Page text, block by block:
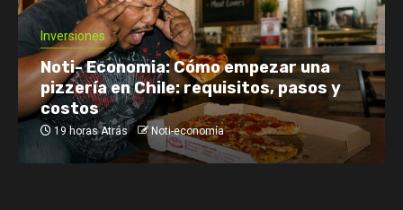
Inversiones
Noti- Economia: Cómo empezar una
pizzería en Chile: requisitos, pasos y
costos
19 horas Atrás Noti-economía